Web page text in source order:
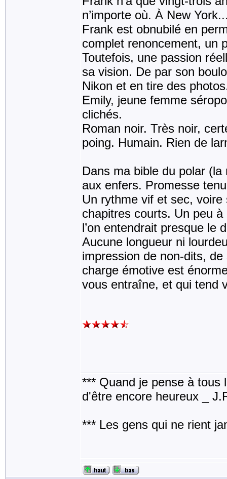
n’importe où. À New
Frank est obnubilé en
complet renoncement, un
Toutefois, une passion
sa vision. De par son
Nikon et en tire des
Emily, jeune femme
clichés.
Roman noir. Très noir,
poing. Humain. Rien de
Dans ma bible du polar
aux enfers. Promesse
Un rythme vif et sec,
chapitres courts. Un peu à
l’on entendrait presque le
Aucune longueur ni
impression de non-dits,
charge émotive est
vous entraîne, et qui tend
*** Quand je pense à tous
d'être encore heureux _
*** Les gens qui ne rient